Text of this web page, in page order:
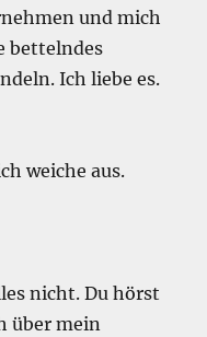
und mich
bettelndes
Ich liebe es.
weiche aus.
nicht. Du hörst
über mein